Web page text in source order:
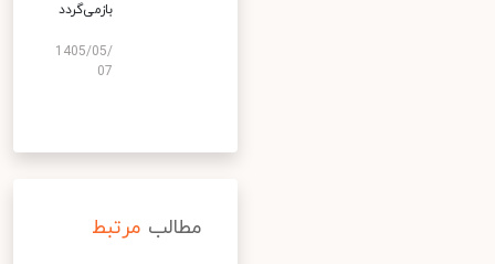
بازمی‌گردد
1405/05/
07
مطالب مرتبط